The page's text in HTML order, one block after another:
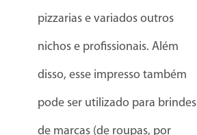
pizzarias e variados outros
nichos e profissionais. Além
disso, esse impresso também
pode ser utilizado para brindes
de marcas (de roupas, por